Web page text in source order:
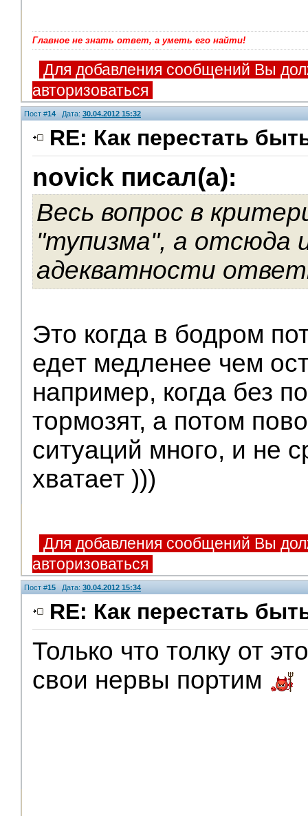
Главное не знать ответ, а уметь его найти!
Для добавления сообщений Вы
авторизоваться
Пост #14Дата: 30.04.2012 15:32
RE: Как перестать
novick писал(а):
Весь вопрос в
"тупизма", а отсюда
адекватности
Это когда в бодром
едет медленее чем
например, когда без
тормозят, а потом
ситуаций много, и не
хватает )))
Для добавления сообщений Вы
авторизоваться
Пост #15 Дата: 30.04.2012 15:34
RE: Как перестать
Только что толку от
свои нервы портим